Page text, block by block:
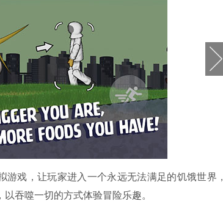
戏，让玩家进入一个永远无法满足的饥饿世界，
吞噬一切的方式体验冒险乐趣。